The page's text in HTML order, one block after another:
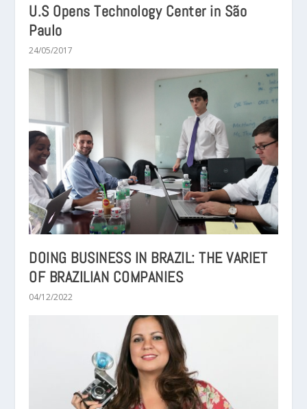
U.S Opens Technology Center in São
Paulo
24/05/2017
DOING BUSINESS IN BRAZIL: THE VARIET
OF BRAZILIAN COMPANIES
04/12/2022